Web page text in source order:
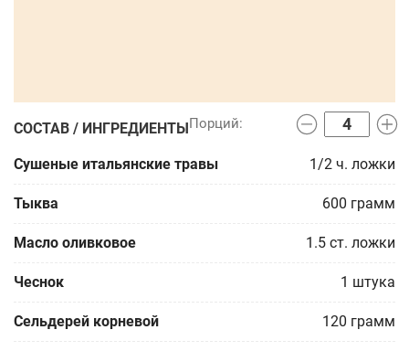
СОСТАВ / ИНГРЕДИЕНТЫ
Сушеные итальянские травы 1/2 ч. ложки
Тыква 600 грамм
Масло оливковое 1.5 ст. ложки
Чеснок 1 штука
Сельдерей корневой 120 грамм